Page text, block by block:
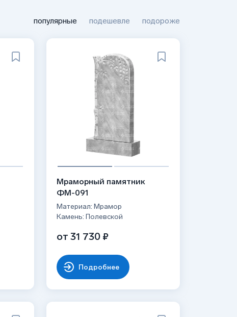
популярные подешевле подороже
Мраморный памятник
ФМ-091
Материал: Мрамор
Камень: Полевской
от 31 730 ₽
Подробнее